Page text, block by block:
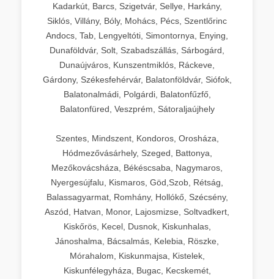
Kadarkút, Barcs, Szigetvár, Sellye, Harkány,
Siklós, Villány, Bóly, Mohács, Pécs, Szentlőrinc
Andocs, Tab, Lengyeltóti, Simontornya, Enying,
Dunaföldvár, Solt, Szabadszállás, Sárbogárd,
Dunaújváros, Kunszentmiklós, Ráckeve,
Gárdony, Székesfehérvár, Balatonföldvár, Siófok,
Balatonalmádi, Polgárdi, Balatonfűzfő,
Balatonfüred, Veszprém, Sátoraljaújhely
Szentes, Mindszent, Kondoros, Orosháza,
Hódmezővásárhely, Szeged, Battonya,
Mezőkovácsháza, Békéscsaba, Nagymaros,
Nyergesújfalu, Kismaros, Göd,Szob, Rétság,
Balassagyarmat, Romhány, Hollókő, Szécsény,
Aszód, Hatvan, Monor, Lajosmizse, Soltvadkert,
Kiskőrös, Kecel, Dusnok, Kiskunhalas,
Jánoshalma, Bácsalmás, Kelebia, Röszke,
Mórahalom, Kiskunmajsa, Kistelek,
Kiskunfélegyháza, Bugac, Kecskemét,